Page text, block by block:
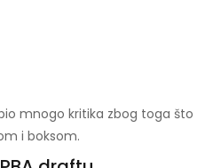
mnogo kritika zbog toga što
i boksom.